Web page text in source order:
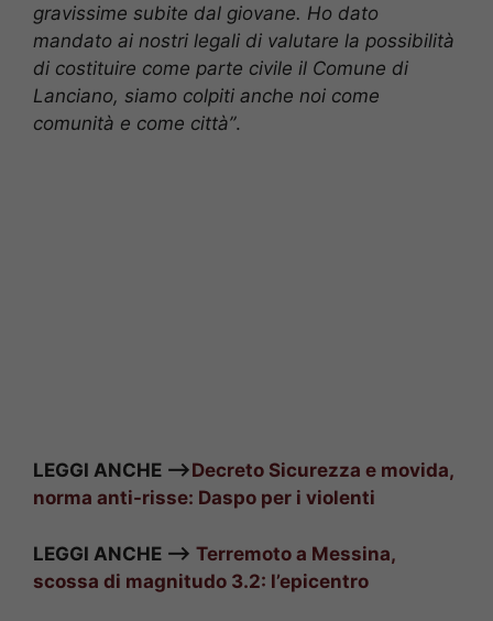
gravissime subite dal giovane. Ho dato
mandato ai nostri legali di valutare la possibilità
di costituire come parte civile il Comune di
Lanciano, siamo colpiti anche noi come
comunità e come città”.
LEGGI ANCHE –>Decreto Sicurezza e movida,
norma anti-risse: Daspo per i violenti
LEGGI ANCHE –> Terremoto a Messina,
scossa di magnitudo 3.2: l’epicentro